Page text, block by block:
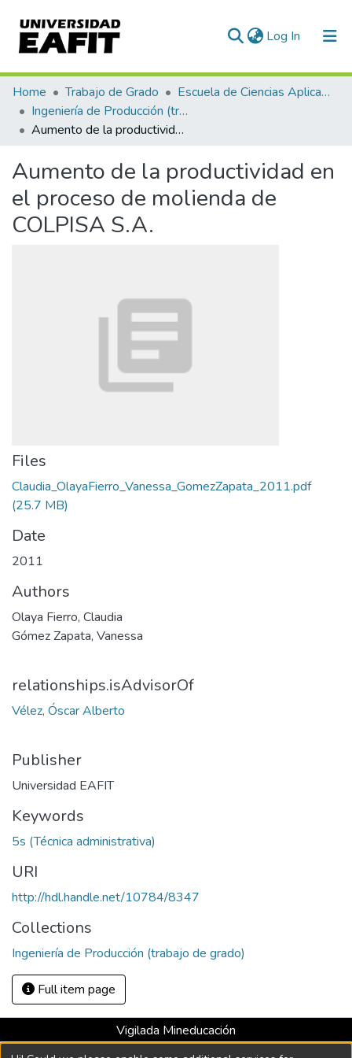
Log In (current)
Communities & Collections
All of DSpace
Home Trabajo de Grado
Escuela de Ciencias Aplicadas e Ingeniería
Ingeniería de Producción (trabajo de grado)
Aumento de la productividad en el proceso de molienda de COLPISA S.A.
Aumento de la productividad en
el proceso de molienda de
COLPISA S.A.
Files
Claudia_OlayaFierro_Vanessa_GomezZapata_2011.pdf
(25.7 MB)
Date
2011
Authors
Olaya Fierro, Claudia
Gómez Zapata, Vanessa
relationships.isAdvisorOf
Vélez, Óscar Alberto
Publisher
Universidad EAFIT
Keywords
5s (Técnica administrativa)
URI
http://hdl.handle.net/10784/8347
Collections
Ingeniería de Producción (trabajo de grado)
Full item page
Vigilada Mineducación
Universidad con Acreditación Institucional hasta 2026 -